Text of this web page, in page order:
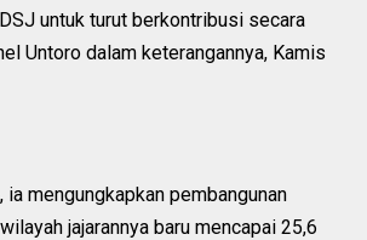
untuk turut berkontribusi secara
Untoro dalam keterangannya, Kamis
mengungkapkan pembangunan
jajarannya baru mencapai 25,6